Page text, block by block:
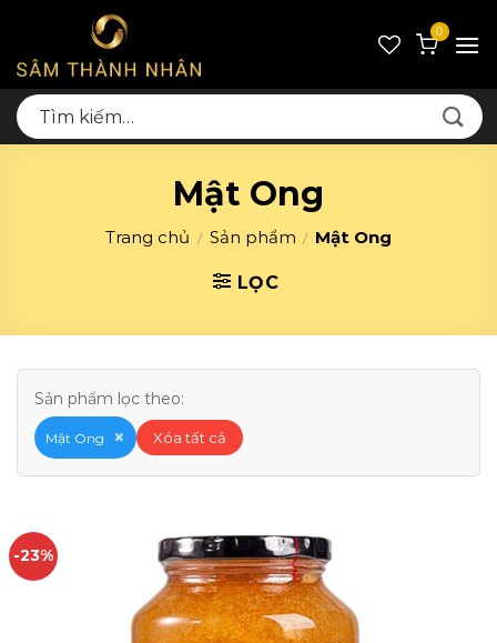
content
0
Tìm
kiếm:
Mật Ong
Trang chủ / Sản phẩm / Mật Ong
LỌC
Sản phẩm lọc theo:
Mật Ong × Xóa tất cả
-23%